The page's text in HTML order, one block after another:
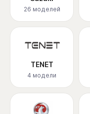
26 моделей
TENET
4 модели